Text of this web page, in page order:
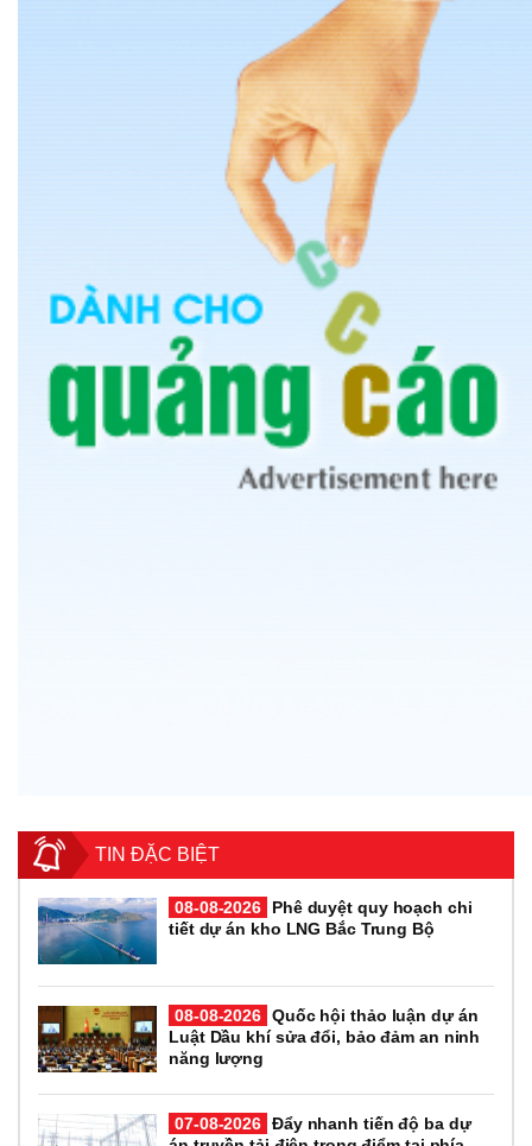
TIN ĐẶC BIỆT
08-08-2026
Phê duyệt quy hoạch chi
tiết dự án kho LNG Bắc Trung Bộ
08-08-2026 Quốc hội thảo luận dự án
Luật Dầu khí sửa đổi, bảo đảm an ninh
năng lượng
07-08-2026 Đẩy nhanh tiến độ ba dự